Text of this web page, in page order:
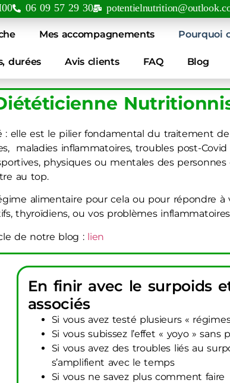
06 09 57 29 30
Mes accompagnements Pourquoi
durées Avis clients FAQ Blog
elle est le pilier fondamental du traitement
maladies inflammatoires, troubles post-Covid
physiques ou mentales des
au top.
alimentaire pour cela ou pour répondre à
thyroïdiens, ou vos problèmes
de notre blog : lien
En finir avec le surpoids
associés
Si vous avez testé plusieurs «
Si vous subissez l’effet « yoyo »
Si vous avez des troubles liés au
s’amplifient avec le temps
Si vous ne savez plus comment faire